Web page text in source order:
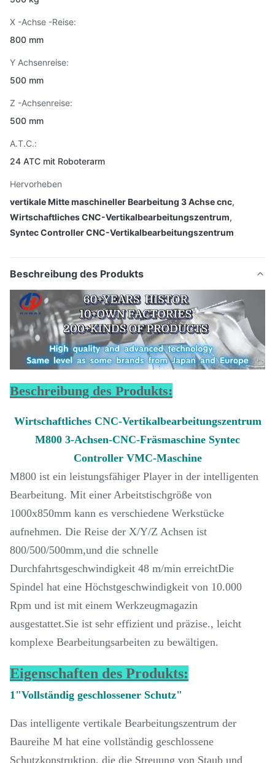
X -Achse -Reise:
800 mm
Y Achsenreise:
500 mm
Z -Achsenreise:
500 mm
A.T.C.:
24 ATC mit Roboterarm
Hervorheben
vertikale Mitte maschineller Bearbeitung 3 Achse cnc,
Wirtschaftliches CNC-Vertikalbearbeitungszentrum,
Syntec Controller CNC-Vertikalbearbeitungszentrum
Beschreibung des Produkts
Beschreibung des Produkts:
Wirtschaftliches CNC-Vertikalbearbeitungszentrum
M800 3-Achsen-CNC-Fräsmaschine Syntec
Controller VMC-Maschine
M800 ist ein leistungsfähiger Player in der intelligenten
Bearbeitung. Mit einer Arbeitstischgröße von
1000x850mm kann es verschiedene Werkstücke
aufnehmen. Die Reise der X/Y/Z Achsen ist
800/500/500mm,und die schnelle
Durchfahrtsgeschwindigkeit 48 m/min erreichtDie
Spindel hat eine Höchstgeschwindigkeit von 10.000
Rpm und ist mit einem Werkzeugmagazin
ausgestattet.Sie ist sehr effizient und präzise., leicht
komplexe Bearbeitungsarbeiten zu bewältigen.
Eigenschaften des Produkts:
1"Vollständig geschlossener Schutz"
Das intelligente vertikale Bearbeitungszentrum der
Baureihe M hat eine vollständig geschlossene
Schutzkonstruktion, die die Streuung von Staub und